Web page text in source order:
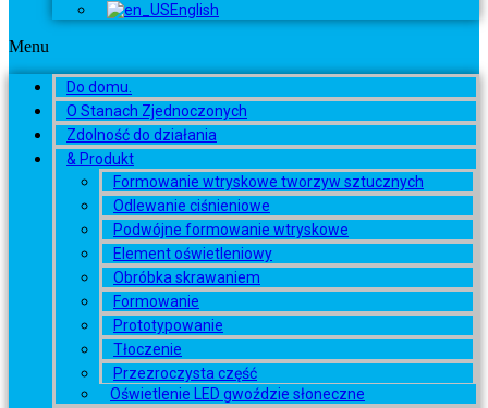
English
Menu
Do domu.
O Stanach Zjednoczonych
Zdolność do działania
& Produkt
Formowanie wtryskowe tworzyw sztucznych
Odlewanie ciśnieniowe
Podwójne formowanie wtryskowe
Element oświetleniowy
Obróbka skrawaniem
Formowanie
Prototypowanie
Tłoczenie
Przezroczysta część
Oświetlenie LED gwoździe słoneczne